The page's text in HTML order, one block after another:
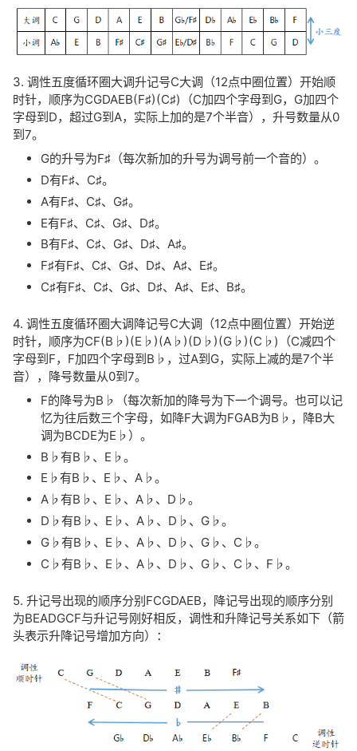
3. 调性五度循环圈大调升记号C大调（12点中圈位置）开始顺
时针，顺序为CGDAEB(F♯)(C♯)（C加四个字母到G，G加四个
字母到D，超过G到A，实际上加的是7个半音），升号数量从0
到7。
G的升号为F♯（每次新加的升号为调号前一个音的）。
D有F♯、C♯。
A有F♯、C♯、G♯。
E有F♯、C♯、G♯、D♯。
B有F♯、C♯、G♯、D♯、A♯。
F♯有F♯、C♯、G♯、D♯、A♯、E♯。
C♯有F♯、C♯、G♯、D♯、A♯、E♯、B♯。
4. 调性五度循环圈大调降记号C大调（12点中圈位置）开始逆
时针，顺序为CF(B♭)(E♭)(A♭)(D♭)(G♭)(C♭)（C减四个
字母到F，F加四个字母到B♭，过A到G，实际上减的是7个半
音），降号数量从0到7。
F的降号为B♭（每次新加的降号为下一个调号。也可以记
忆为往后数三个字母，如降F大调为FGAB为B♭，降B大
调为BCDE为E♭）。
B♭有B♭、E♭。
E♭有B♭、E♭、A♭。
A♭有B♭、E♭、A♭、D♭。
D♭有B♭、E♭、A♭、D♭、G♭。
G♭有B♭、E♭、A♭、D♭、G♭、C♭。
C♭有B♭、E♭、A♭、D♭、G♭、C♭、F♭。
5. 升记号出现的顺序分别FCGDAEB，降记号出现的顺序分别
为BEADGCF与升记号刚好相反，调性和升降记号关系如下（箭
头表示升降记号增加方向）：